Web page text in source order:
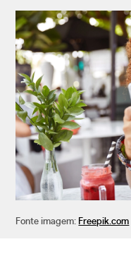
Fonte imagem: Freepik.com